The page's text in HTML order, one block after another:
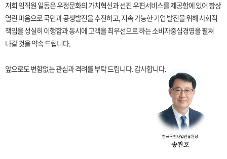
저희 임직원 일동은 우정문화의 가치혁신과 선진 우편서비스를 제공함에 있어 항상
열린 마음으로 국민과 공생발전을 추진하고, 지속 가능한 기업 발전을 위해 사회적
책임을 성실히 이행함과 동시에 고객을 최우선으로 하는 소비자중심경영을 펼쳐
나갈 것을 약속 드립니다.
앞으로도 변함없는 관심과 격려를 부탁 드립니다. 감사합니다.
한국우편사업진흥원장 송관호